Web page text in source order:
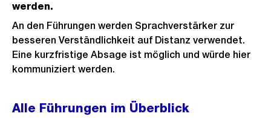
werden.
An den Führungen werden Sprachverstärker zur
besseren Verständlichkeit auf Distanz verwendet.
Eine kurzfristige Absage ist möglich und würde hier
kommuniziert werden.
Alle Führungen im Überblick